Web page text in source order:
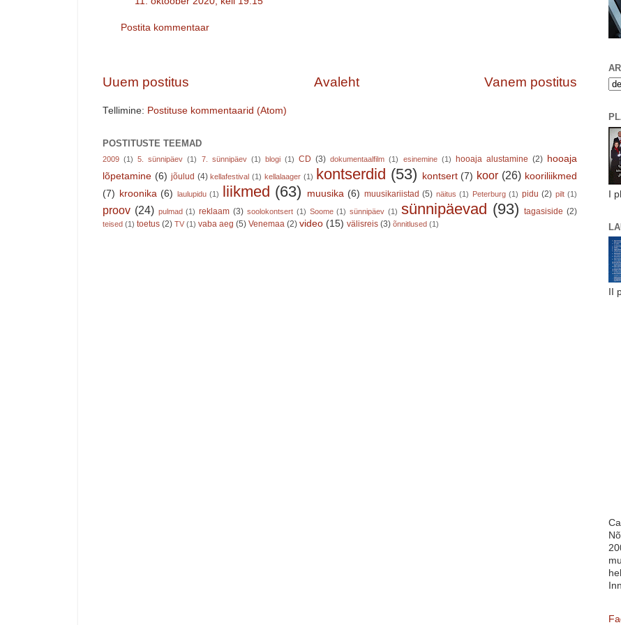
Postita kommentaar
Uuem postitus Vanem postitus
Avaleht
Tellimine: Postituse kommentaarid (Atom)
POSTITUSTE TEEMAD
2009 (1) 5. sünnipäev (1) 7. sünnipäev (1) blogi (1) CD (3) dokumentaalfilm (1) esinemine (1) hooaja alustamine (2) hooaja
lõpetamine (6) jõulud (4) kellafestival (1) kellalaager (1) kontserdid (53) kontsert (7) koor (26) kooriliikmed
(7) kroonika (6) laulupidu (1) liikmed (63) muusika (6) muusikariistad (5) näitus (1) Peterburg (1) pidu (2) pilt (1)
proov (24) pulmad (1) reklaam (3) soolokontsert (1) Soome (1) sünnipäev (1) sünnipäevad (93) tagasiside (2)
teised (1) toetus (2) TV (1) vaba aeg (5) Venemaa (2) video (15) välisreis (3) õnnitlused (1)
I
II